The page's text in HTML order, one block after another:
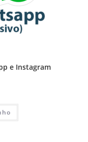
e Instagram